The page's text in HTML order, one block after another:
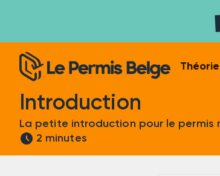
Théorie
Introduction
La petite introduction pour le permis
schedule 2 minutes